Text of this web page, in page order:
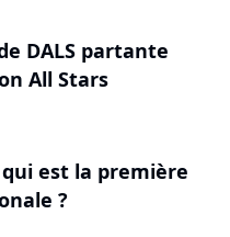
DALS partante
All Stars
est la première
?